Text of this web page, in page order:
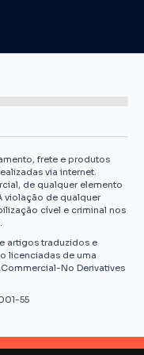
frete e produtos
via internet.
de qualquer elemento
violação de qualquer
cível e criminal nos
artigos traduzidos e
licenciadas de uma
No Derivatives
55